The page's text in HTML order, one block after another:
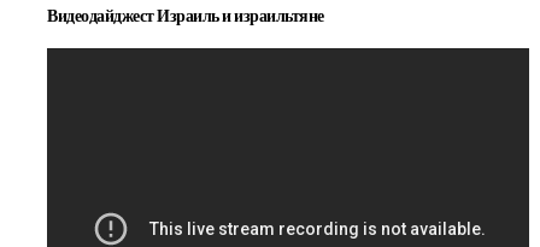
Видеодайджест Израиль и израильтяне